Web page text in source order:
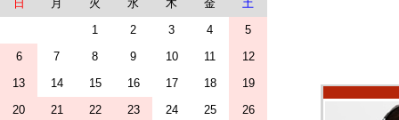
日 月 火 水 木 金
土
1
2 3 4
5
6
7 8 9 10 11
12
13
14 15 16 17 18
19
20
21 22 23 24 25 26